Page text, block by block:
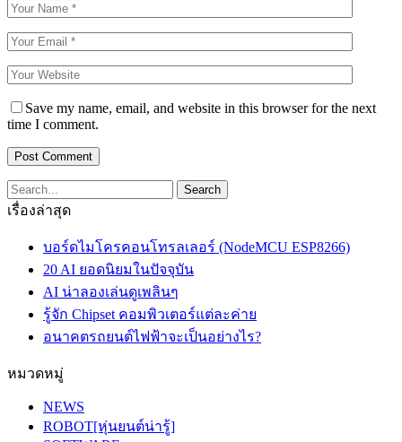
Save my name, email, and website in this browser for the next
time I comment.
เรื่องล่าสุด
บอร์ดไมโครคอนโทรลเลอร์ (NodeMCU ESP8266)
20 AI ยอดนิยมในปัจจุบัน
AI น่าลองเล่นดูเพลินๆ
รู้จัก Chipset คอมพิวเตอร์แต่ละค่าย
อนาคตรถยนต์ไฟฟ้าจะเป็นอย่างไร?
หมวดหมู่
NEWS
ROBOT[หุ่นยนต์น่ารู้]